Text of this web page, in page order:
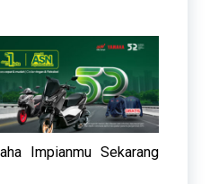
Impianmu Sekarang